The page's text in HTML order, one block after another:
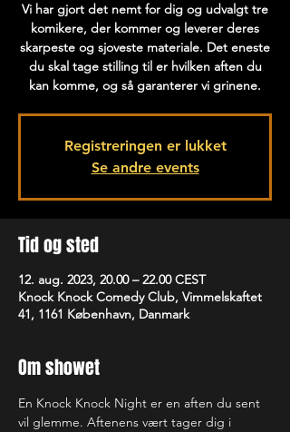
Vi har gjort det nemt for dig og udvalgt tre
komikere, der kommer og leverer deres
skarpeste og sjoveste materiale. Det eneste
du skal tage stilling til er hvilken aften du
kan komme, og så garanterer vi grinene.
Registreringen er lukket
Se andre events
Tid og sted
12. aug. 2023, 20.00 – 22.00 CEST
Knock Knock Comedy Club, Vimmelskaftet
41, 1161 København, Danmark
Om showet
En Knock Knock Night er en aften du sent
vil glemme. Aftenens vært tager dig i